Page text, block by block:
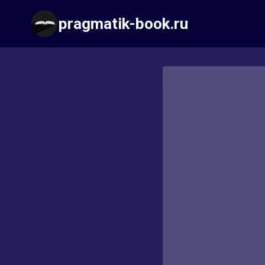
содержимому
pragmatik-book.ru